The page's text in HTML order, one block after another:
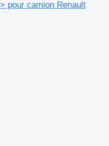
pour camion Renault